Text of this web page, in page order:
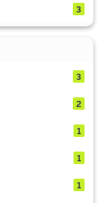
3
3
2
1
1
1